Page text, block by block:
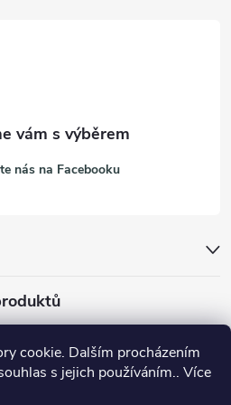
cookie. Dalším procházením
s jejich používáním.. Více
nás na Facebooku
kávu 53132C8134